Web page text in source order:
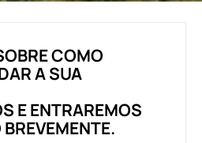
COMO
A SUA
E ENTRAREMOS